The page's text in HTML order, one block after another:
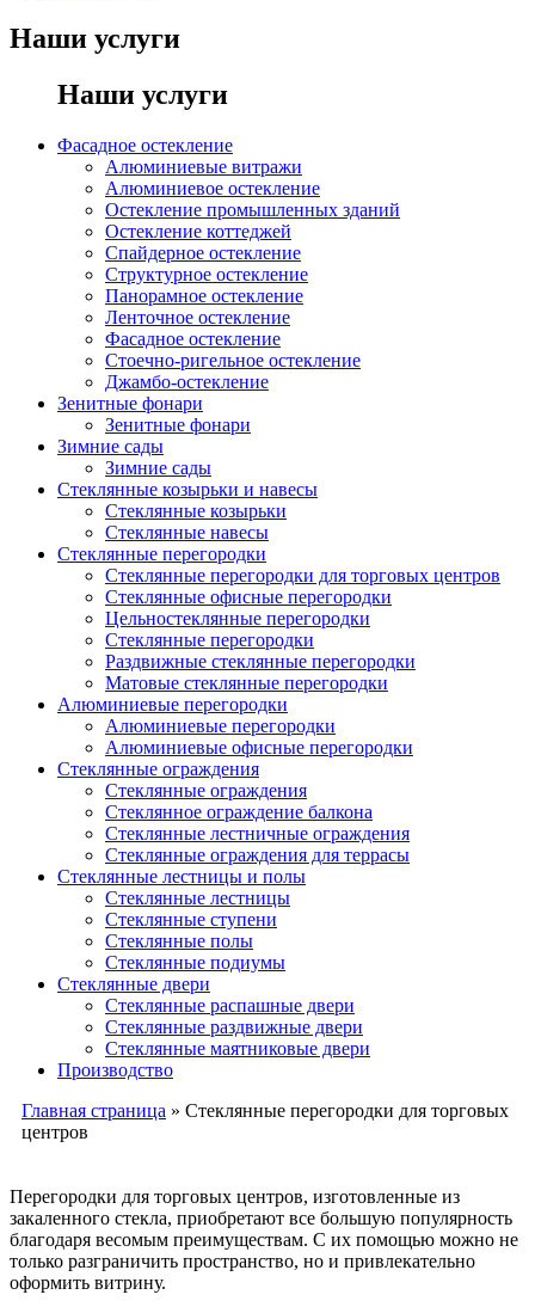
Наши услуги
Наши услуги
Фасадное остекление
Алюминиевые витражи
Алюминиевое остекление
Остекление промышленных зданий
Остекление коттеджей
Спайдерное остекление
Структурное остекление
Панорамное остекление
Ленточное остекление
Фасадное остекление
Стоечно-ригельное остекление
Джамбо-остекление
Зенитные фонари
Зенитные фонари
Зимние сады
Зимние сады
Стеклянные козырьки и навесы
Стеклянные козырьки
Стеклянные навесы
Стеклянные перегородки
Стеклянные перегородки для торговых центров
Стеклянные офисные перегородки
Цельностеклянные перегородки
Cтеклянные перегородки
Раздвижные стеклянные перегородки
Матовые стеклянные перегородки
Алюминиевые перегородки
Алюминиевые перегородки
Алюминиевые офисные перегородки
Стеклянные ограждения
Стеклянные ограждения
Стеклянное ограждение балкона
Стеклянные лестничные ограждения
Стеклянные ограждения для террасы
Стеклянные лестницы и полы
Стеклянные лестницы
Стеклянные ступени
Стеклянные полы
Стеклянные подиумы
Стеклянные двери
Стеклянные распашные двери
Стеклянные раздвижные двери
Стеклянные маятниковые двери
Производство
Главная страница » Стеклянные перегородки для торговых
центров
Перегородки для торговых центров, изготовленные из
закаленного стекла, приобретают все большую популярность
благодаря весомым преимуществам. С их помощью можно не
только разграничить пространство, но и привлекательно
оформить витрину.